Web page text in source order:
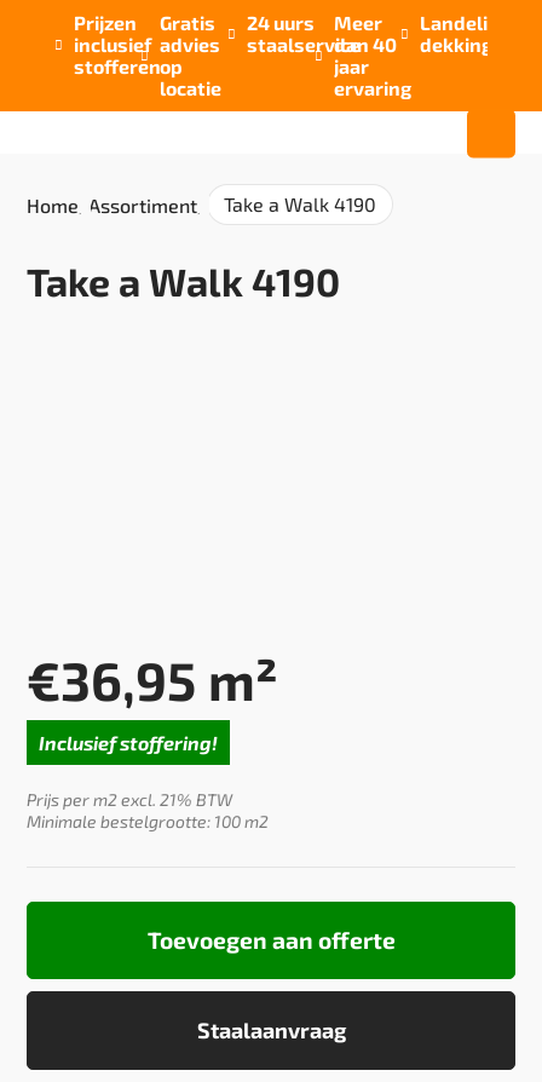

Prijzen
inclusief
stofferen

Gratis
advies
op
locatie

24 uurs
staalservice

Meer
dan 40
jaar
ervaring

Landelijke
dekking
Home Assortiment Take a Walk 4190
Take a Walk 4190
€36,95 m²
Inclusief stoffering!
Prijs per m2 excl. 21% BTW
Minimale bestelgrootte: 100 m2
Staalaanvraag
Toevoegen aan offerte